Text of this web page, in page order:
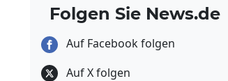
Folgen Sie News.de
Auf Facebook folgen
Auf X folgen